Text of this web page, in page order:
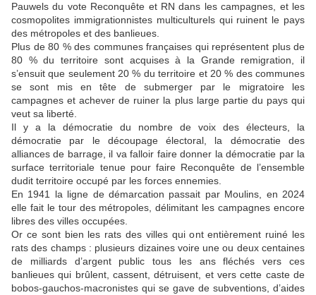
Pauwels du vote Reconquête et RN dans les campagnes, et les
cosmopolites immigrationnistes multiculturels qui ruinent le pays
des métropoles et des banlieues.
Plus de 80 % des communes françaises qui représentent plus de
80 % du territoire sont acquises à la Grande remigration, il
s’ensuit que seulement 20 % du territoire et 20 % des communes
se sont mis en tête de submerger par le migratoire les
campagnes et achever de ruiner la plus large partie du pays qui
veut sa liberté.
Il y a la démocratie du nombre de voix des électeurs, la
démocratie par le découpage électoral, la démocratie des
alliances de barrage, il va falloir faire donner la démocratie par la
surface territoriale tenue pour faire Reconquête de l’ensemble
dudit territoire occupé par les forces ennemies.
En 1941 la ligne de démarcation passait par Moulins, en 2024
elle fait le tour des métropoles, délimitant les campagnes encore
libres des villes occupées.
Or ce sont bien les rats des villes qui ont entièrement ruiné les
rats des champs : plusieurs dizaines voire une ou deux centaines
de milliards d’argent public tous les ans fléchés vers ces
banlieues qui brûlent, cassent, détruisent, et vers cette caste de
bobos-gauchos-macronistes qui se gave de subventions, d’aides